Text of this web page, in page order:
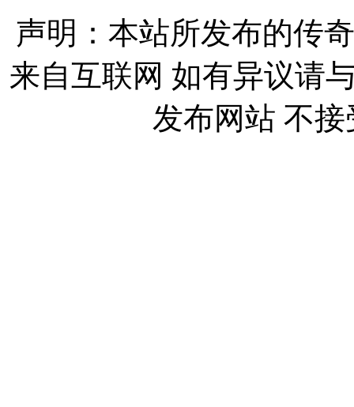
声明：本站所发布的传
来自互联网 如有异议请
发布网站 不